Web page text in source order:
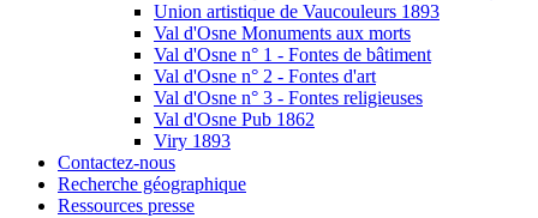
Union artistique de Vaucouleurs 1893
Val d'Osne Monuments aux morts
Val d'Osne n° 1 - Fontes de bâtiment
Val d'Osne n° 2 - Fontes d'art
Val d'Osne n° 3 - Fontes religieuses
Val d'Osne Pub 1862
Viry 1893
Contactez-nous
Recherche géographique
Ressources presse